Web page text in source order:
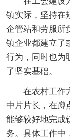
镇实际，坚持在
企管站和劳服所
镇企业都建立了
行为，同时也为
了坚实基础。
在农村工作方
中片片长，在蹲
能够较好地完成
务。具体工作中